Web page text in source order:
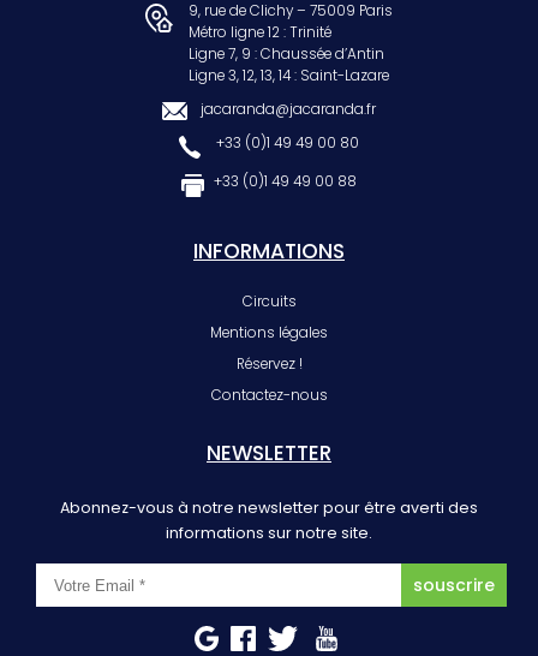
9, rue de Clichy – 75009 Paris
Métro ligne 12 : Trinité
Ligne 7, 9 : Chaussée d’Antin
Ligne 3, 12, 13, 14 : Saint-Lazare
jacaranda@jacaranda.fr
+33 (0)1 49 49 00 80
+33 (0)1 49 49 00 88
INFORMATIONS
Circuits
Mentions légales
Réservez !
Contactez-nous
NEWSLETTER
Abonnez-vous à notre newsletter pour être averti des
informations sur notre site.